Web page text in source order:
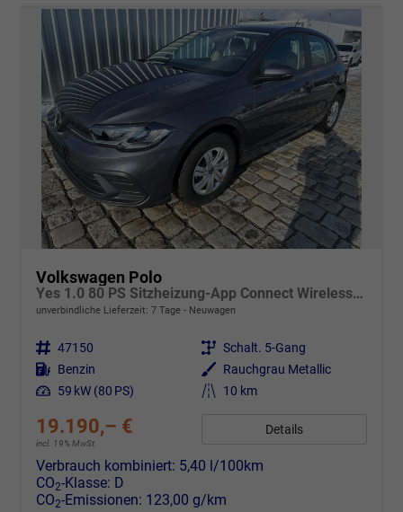
Volkswagen Polo
Yes 1.0 80 PS Sitzheizung-App Connect Wireless-Einparkhilfe-Klima-Sofort
unverbindliche Lieferzeit: 7 Tage Neuwagen
Fahrzeugnr. 47150 Getriebe Schalt. 5-Gang
Kraftstoff Benzin Außenfarbe
Rauchgrau Metallic
Leistung 59 kW (80 PS) Kilometerstand 10 km
19.190,– €
incl. 19% MwSt.
Details
Verbrauch kombiniert: 5,40 l/100km
CO2-Klasse: D
CO2-Emissionen: 123,00 g/km